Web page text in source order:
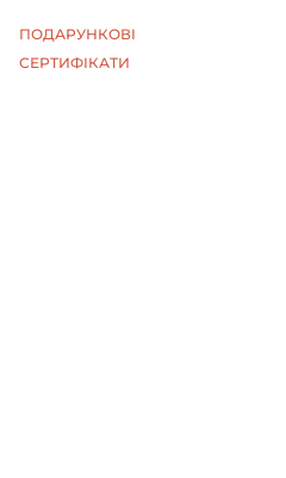
ПОДАРУНКОВІ
СЕРТИФІКАТИ